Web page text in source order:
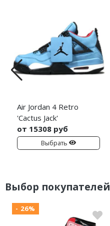
Air Jordan 4 Retro
'Cactus Jack'
от 15308 руб
Выбрать
Выбор покупателей
- 26%